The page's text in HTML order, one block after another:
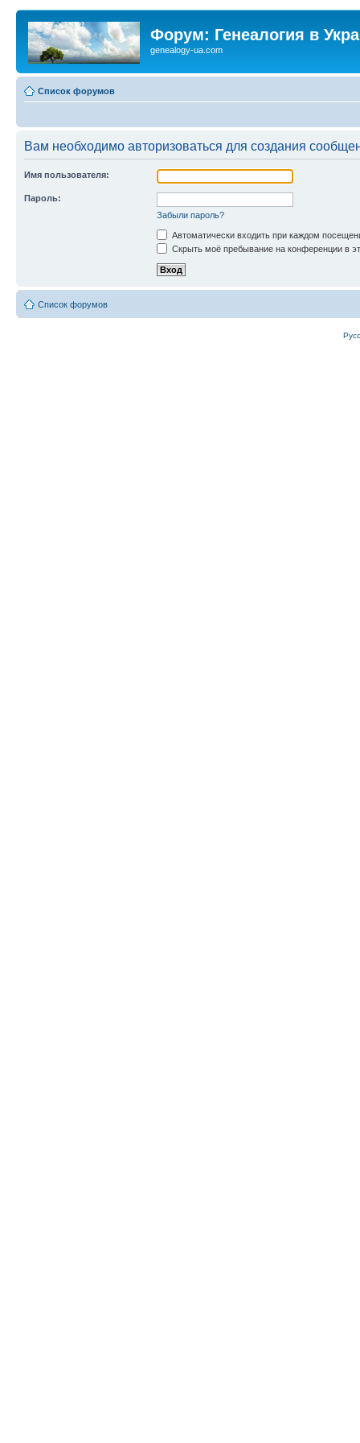
Форум: Генеалогия в
genealogy-ua.com
Список форумов
Вам необходимо авторизоваться для создания
Имя пользователя:
Пароль:
Забыли пароль?
Автоматически входить при каждом
Скрыть моё пребывание на конференции в
Список форумов